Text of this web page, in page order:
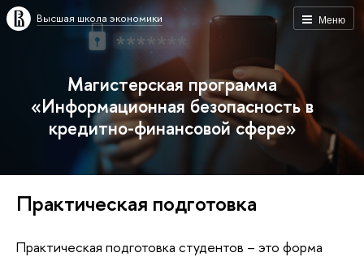
Меню
Высшая школа экономики
Магистерская программа
«Информационная безопасность в
кредитно-финансовой сфере»
Практическая подготовка
Практическая подготовка студентов – это форма